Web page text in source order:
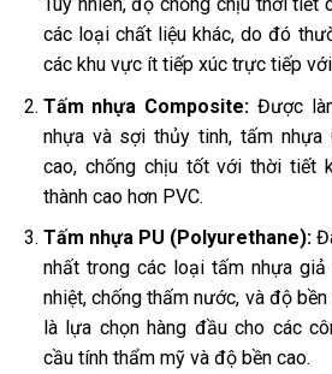
các loại chất liệu khác, do đó
các khu vực ít tiếp xúc trực tiếp
Tấm nhựa Composite: Được
nhựa và sợi thủy tinh, tấm
cao, chống chịu tốt với thời tiết
thành cao hơn PVC.
Tấm nhựa PU (Polyurethane):
nhất trong các loại tấm nhựa
nhiệt, chống thấm nước, và độ
là lựa chọn hàng đầu cho các
cầu tính thẩm mỹ và độ bền cao.